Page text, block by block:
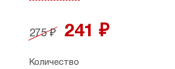
правила и писать грамотно,
275 ₽ 241 ₽
Количество